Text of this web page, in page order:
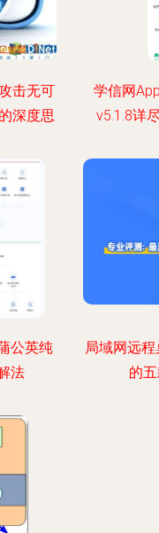
击无可
深度思
学信网
v5.1.8详
公英纯
法
局域网远
的